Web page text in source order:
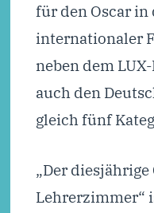
für den Oscar in
internationaler
neben dem
auch den
gleich fünf
„Der diesjährige
Lehrerzimmer“